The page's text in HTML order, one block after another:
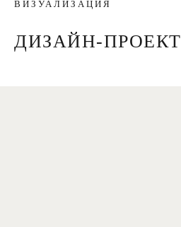
ВИЗУАЛИЗАЦИЯ
ДИЗАЙН-ПРОЕКТ